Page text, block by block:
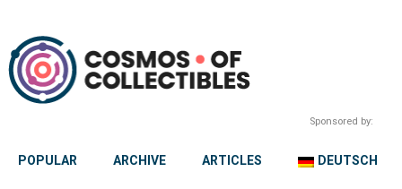
Sponsored by:
POPULAR ARCHIVE ARTICLES DEUTSCH